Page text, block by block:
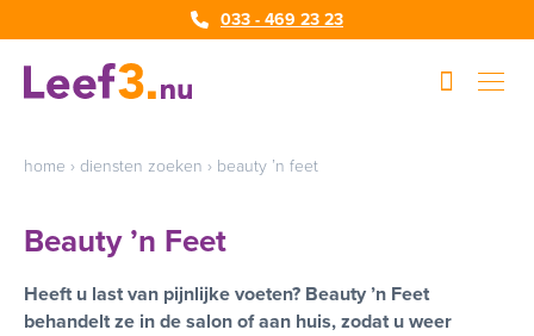
033 - 469 23 23
home › diensten zoeken › beauty ’n feet
Beauty ’n Feet
Heeft u last van pijnlijke voeten? Beauty ’n Feet
behandelt ze in de salon of aan huis, zodat u weer